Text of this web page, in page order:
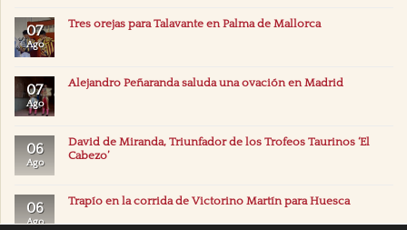
07
Ago
Tres orejas para Talavante en Palma de Mallorca
07
Ago
Alejandro Peñaranda saluda una ovación en Madrid
06
Ago
David de Miranda, Triunfador de los Trofeos Taurinos ‘El
Cabezo’
06
Ago
Trapío en la corrida de Victorino Martín para Huesca